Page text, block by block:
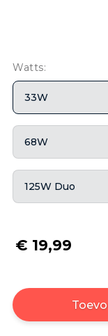
Watts:
33W
68W
125W Duo
€ 19,99